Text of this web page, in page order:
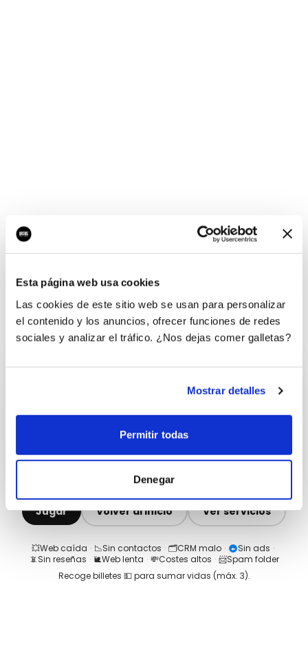
Esta página web usa cookies
Las cookies de este sitio web se usan para personalizar
el contenido y los anuncios, ofrecer funciones de redes
sociales y analizar el tráfico. ¿Nos dejas comer galletas?
Mostrar detalles
Permitir todas
Denegar
¡Ups, no hay nada por
aquí!
¿Quieres jugar al juego del empresario?
Jugar Volver al inicio Ver servicios
💥Web caída · 📉Sin contactos · 🗂️CRM malo · Sin ads ·
📵Sin reseñas · 🐌Web lenta · 💸Costes altos · 📨Spam folder
Recoge billetes 💵 para sumar vidas (máx. 3).